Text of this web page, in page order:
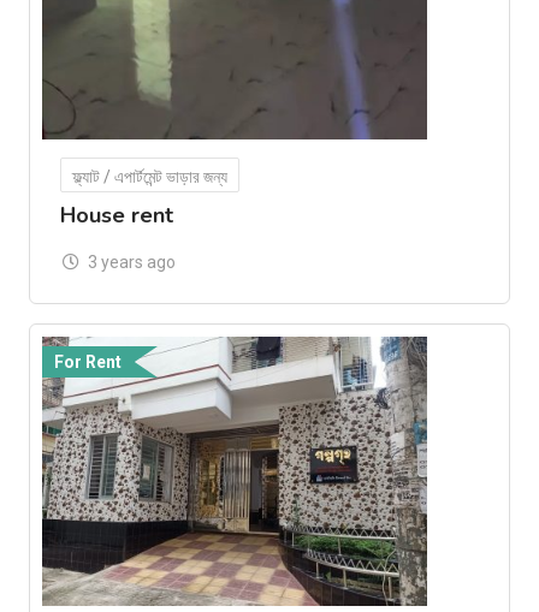
ফ্ল্যাট / এপার্টমেন্ট ভাড়ার জন্য
House rent
3 years ago
For Rent